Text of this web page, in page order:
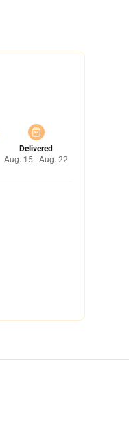
Delivered
Aug. 15 - Aug. 22